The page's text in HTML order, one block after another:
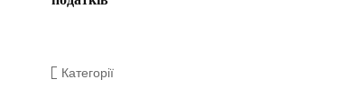
Категорії